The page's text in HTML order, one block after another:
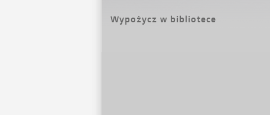
Wypożycz w bibliotece